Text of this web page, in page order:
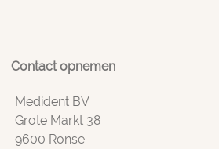
Contact opnemen
Medident BV
Grote Markt 38
9600 Ronse